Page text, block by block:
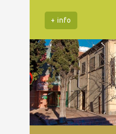
+ info